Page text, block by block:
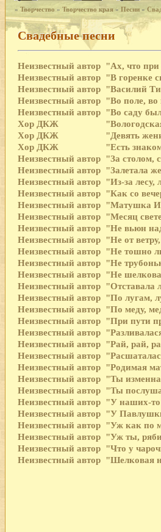
» Творчество » Творчество края » Песни »
Свадебные песни
Неизвестный автор "Ах, что при
Неизвестный автор "В горенке
Неизвестный автор "Василий
Неизвестный автор "Во поле, во
Неизвестный автор "Во саду
Хор ДКЖ
Хор ДКЖ
"Девять
Хор ДКЖ
"Есть
Неизвестный автор "За столом,
Неизвестный автор "Залетала
Неизвестный автор "Из-за лесу,
Неизвестный автор "Как со
Неизвестный автор "Матушка
Неизвестный автор "Месяц
Неизвестный автор "Не вьюн
Неизвестный автор "Не от
Неизвестный автор "Не тошно
Неизвестный автор "Не
Неизвестный автор "Не
Неизвестный автор "Отставала
Неизвестный автор "По лугам,
Неизвестный автор "По меду,
Неизвестный автор "При пути
Неизвестный автор
Неизвестный автор "Рай, рай,
Неизвестный автор
Неизвестный автор "Родимая
Неизвестный автор "Ты
Неизвестный автор "Ты
Неизвестный автор "У наших-то
Неизвестный автор "У
Неизвестный автор "Уж как по
Неизвестный автор "Уж ты,
Неизвестный автор "Что у
Неизвестный автор "Шелковая